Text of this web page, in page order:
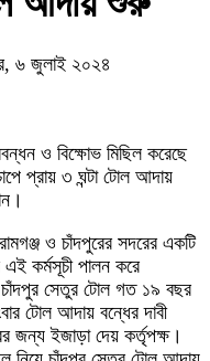
৬ জুলাই ২০২৪
ও বিক্ষোভ মিছিল করেছে
প্রায় ৩ ঘন্টা টোল আদায়
ও চাঁদপুরের সদরের একটি
কর্মসূচী পালন করে
চাঁদপুর সেতুর টোল গত ১৯ বছর
টোল আদায় বন্ধের দাবী
জন্য ইজাড়া দেয় কর্তৃপক্ষ।